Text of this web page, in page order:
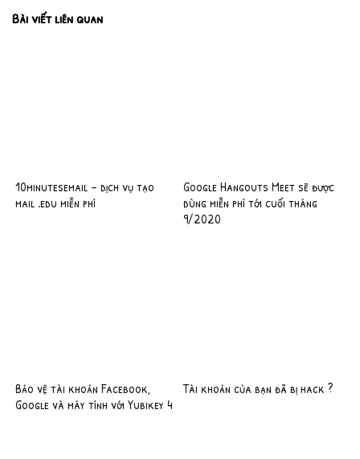
Bài viết liên quan
10minutesemail – dịch vụ tạo
mail .edu miễn phí
Google Hangouts Meet sẽ được
dùng miễn phí tới cuối tháng
9/2020
Bảo vệ tài khoản Facebook,
Google và máy tính với Yubikey 4
Tài khoản của bạn đã bị hack ?